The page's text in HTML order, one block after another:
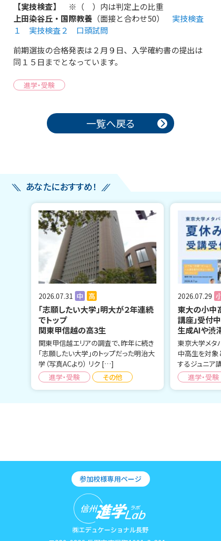
【実技検査】 ※（ ）内は判定上の比重
上田染谷丘・国際教養（面接と合わせ50） 実技検査
１
実技検査２
口頭試問
前期選抜の合格発表は２月９日、入学確約書の提出は
同１５日までとなっています。
進学・受験
投稿ナビゲーション 一覧へ戻る
あなたにおすすめ！
2026.07.31 中 高
「志願したい大学」明大が２年連続
でトップ
関東甲信越の高3生
関東甲信越エリアの調査で、昨年に続き
「志願したい大学」のトップだった明治大
学（写真ACより） リク […]
進学・受験
その他
2026.07.29
東大の小中
講座」受付中
生成AIや渋
東京大学メタ
中高生を対象
するジュニ
進学・受験
参加校様専用ページ